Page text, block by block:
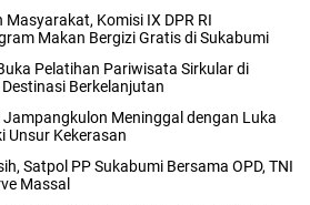
Masyarakat, Komisi IX DPR RI
Makan Bergizi Gratis di Sukabumi
Pelatihan Pariwisata Sirkular di
Berkelanjutan
Jampangkulon Meninggal dengan Luka
Unsur Kekerasan
Satpol PP Sukabumi Bersama OPD, TNI
Massal